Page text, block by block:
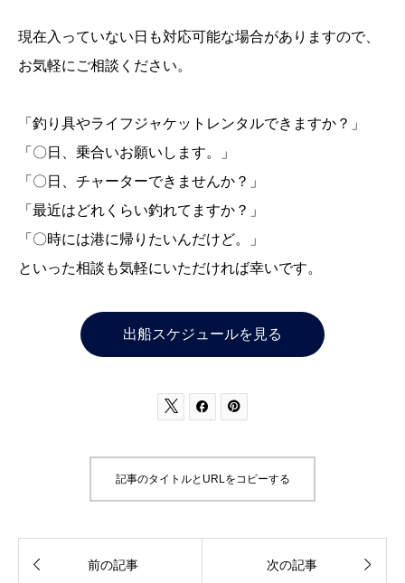
現在入っていない日も対応可能な場合がありますので、
お気軽にご相談ください。
「釣り具やライフジャケットレンタルできますか？」
「〇日、乗合いお願いします。」
「〇日、チャーターできませんか？」
「最近はどれくらい釣れてますか？」
「〇時には港に帰りたいんだけど。」
といった相談も気軽にいただければ幸いです。
出船スケジュールを見る
  
記事のタイトルとURLをコピーする
 前の記事 次の記事 